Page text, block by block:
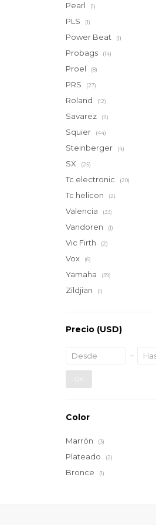
Pearl (1)
PLS (1)
Power Beat (1)
Probags (14)
Proel (8)
PRS (27)
Roland (12)
Savarez (11)
Squier (44)
Steinberger (4)
SX (25)
Tc electronic (20)
Tc helicon (2)
Valencia (33)
Vandoren (1)
Vic Firth (2)
Vox (6)
Yamaha (39)
Zildjian (1)
Precio (USD)
OK
Color
Marrón (3)
Plateado (2)
Bronce (1)